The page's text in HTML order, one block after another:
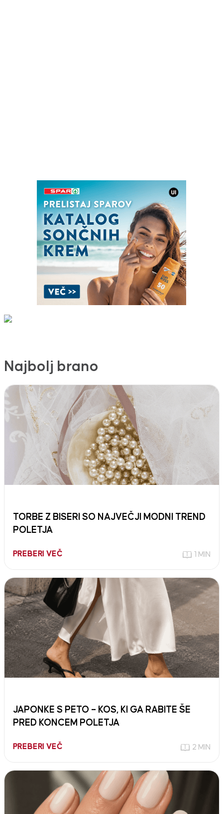
Najbolj brano
TORBE Z BISERI SO NAJVEČJI MODNI TREND
POLETJA
PREBERI VEČ 1 MIN
JAPONKE S PETO – KOS, KI GA RABITE ŠE
PRED KONCEM POLETJA
PREBERI VEČ 2 MIN